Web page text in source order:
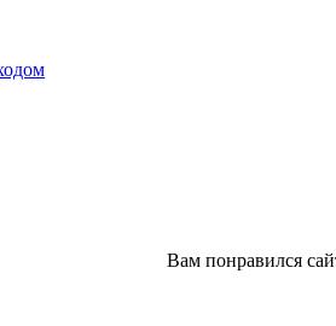
Вам понравился